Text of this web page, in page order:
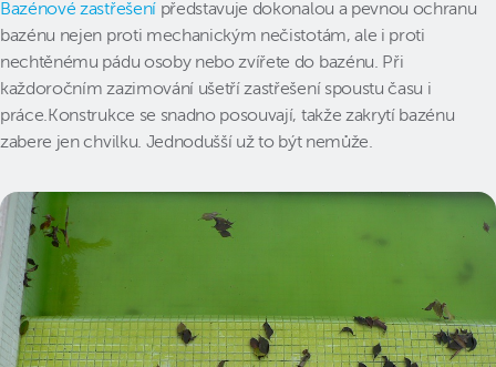
Bazénové zastřešení představuje dokonalou a pevnou ochranu
bazénu nejen proti mechanickým nečistotám, ale i proti
nechtěnému pádu osoby nebo zvířete do bazénu. Při
každoročním zazimování ušetří zastřešení spoustu času i
práce.Konstrukce se snadno posouvají, takže zakrytí bazénu
zabere jen chvilku. Jednodušší už to být nemůže.